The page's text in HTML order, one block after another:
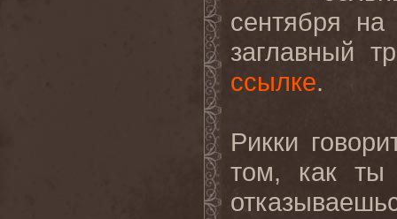
сентября
на
заглавный
ссылке.
Рикки
том, как